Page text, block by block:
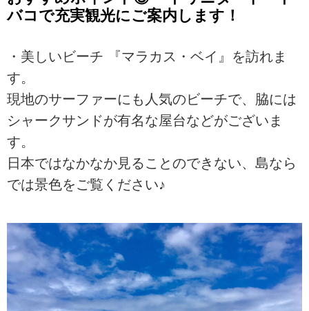
バコで充実観光にご案内します！
・美しいビーチ 『マラカス・ベイ』を訪れま
す。
現地のサーファーにも人気のビーチで、脇には
シャークサンドが有名な屋台などがございま
す。
日本ではなかなか見ることのできない、島なら
では景色をご覧ください♪